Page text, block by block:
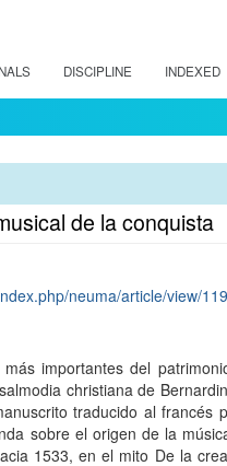
DISCIPLINE INDEXED
de la conquista
neuma/article/view/119
importantes del
christiana de
traducido al francés
sobre el origen de la
1533, en el mito De la